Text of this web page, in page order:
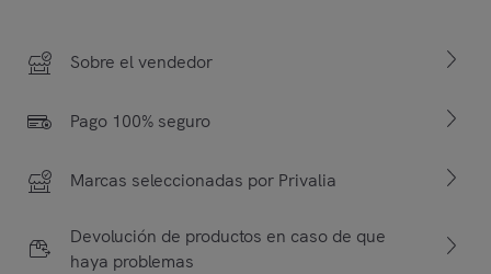
Sobre el vendedor
Pago 100% seguro
Marcas seleccionadas por Privalia
Devolución de productos en caso de que
haya problemas